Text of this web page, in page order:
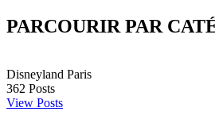
PARCOURIR PAR
Disneyland Paris
362 Posts
View Posts